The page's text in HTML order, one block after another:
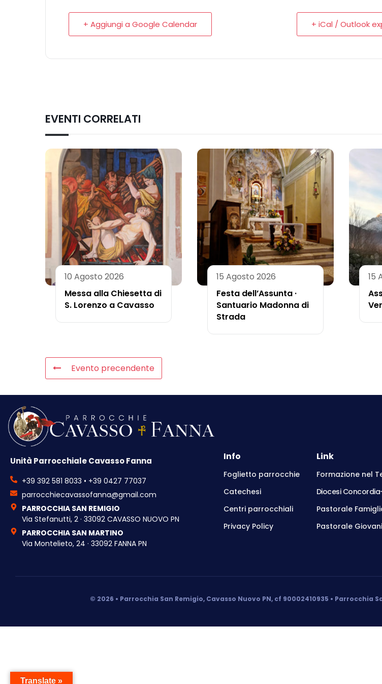
+ Aggiungi a Google Calendar + iCal / Outlook
EVENTI CORRELATI
10 Agosto 2026
Messa alla Chiesetta di
S. Lorenzo a Cavasso
15 Agosto 2026
Festa dell’Assunta ·
Santuario Madonna di
Strada
15
Evento precendente
Unità Parrocchiale Cavasso Fanna
+39 392 581 8033 • +39 0427 77037
parrocchiecavassofanna@gmail.com
PARROCCHIA SAN REMIGIO
Via Stefanutti, 2 · 33092 CAVASSO NUOVO PN
PARROCCHIA SAN MARTINO
Via Montelieto, 24 · 33092 FANNA PN
Info
Foglietto parrocchie
Catechesi
Centri parrocchiali
Privacy Policy
Link
Formazione nel
Diocesi
Pastorale
Pastorale Giovani
© 2026 • Parrocchia San Remigio, Cavasso Nuovo PN, cf 90002410935 • Parrocchia
Translate »